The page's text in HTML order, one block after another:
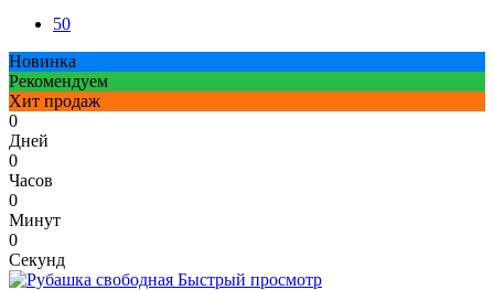
50
Новинка
Рекомендуем
Хит продаж
0
Дней
0
Часов
0
Минут
0
Секунд
Быстрый просмотр